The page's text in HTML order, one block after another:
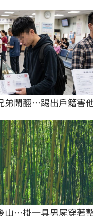
弟鬧翻…踢出戶籍害
山…掛一具男屍穿著